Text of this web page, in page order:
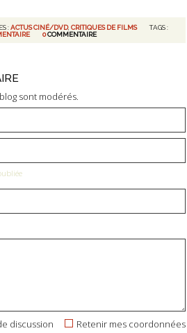
:ACTUS CINÉ/DVD, CRITIQUES DE FILMS
TAGS :
0COMMENTAIRE
sont modérés.
Retenir mes coordonnées
discussion